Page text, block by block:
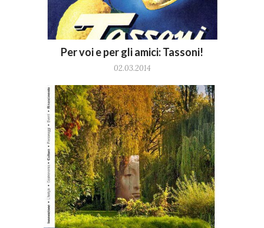
Per voi e per gli amici: Tassoni!
02.03.2014